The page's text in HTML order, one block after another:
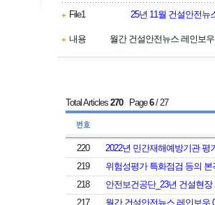
File1 25년 11월 건설안전뉴
내용 월간 건설안전뉴스 레인보
Total Articles 270Page6/ 27
220
2022년 민간재해예방기관 평
219
위험성평가 특화점검 등의 본
218
안전보건공단_23년 건설현
217
월간 건설안전뉴스 레인보우